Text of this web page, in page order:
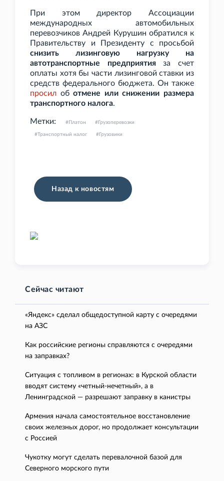
При этом директор Ассоциации
международных автомобильных
перевозчиков Андрей Курушин обратился к
Правительству и Президенту с просьбой
снизить лизинговую нагрузку на
автотранспортные предприятияза счет
оплаты хотя бы части лизинговой ставки из
средств федерального бюджета. Он также
просил оботмене или снижении размера
транспортного налога.
Метки: Платон Грузоперевозки
Транспортный налог Грузовики
Назад к новостям
Сейчас читают
«Яндекс» сделал общедоступной карту с очередями
на АЗС
Как российские регионы справляются с очередями
на заправках?
Ситуация с топливом в регионах: в Курской области
вводят систему «четный-нечетный», а в
Ленинградской — разрешают заправку в канистры
Армения начала самостоятельное восстановление
своих железных дорог, но продолжает консультации
с Россией
Чукотку могут сделать перевалочной базой для
Северного морского пути